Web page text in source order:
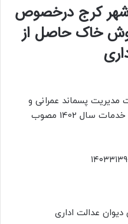
شهر کرج درخصوص
خاک حاصل از
۵ بهای خدمات مدیریت پسماند عمرانی و
ساختمانی از تعرفه عوارض و بهای خدمات سال 1402 مصوب
عدالت اداری